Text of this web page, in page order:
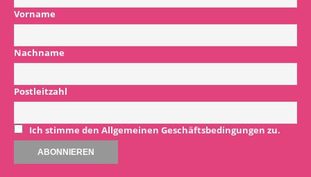
Vorname
Nachname
Postleitzahl
Ich stimme den Allgemeinen Geschäftsbedingungen zu.